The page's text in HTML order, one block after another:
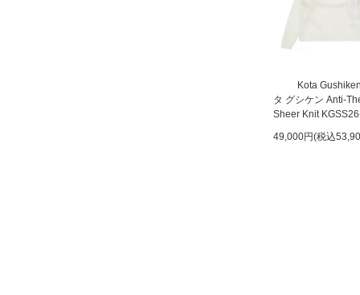
Kota
タ グシケン Anti-
Sheer Knit
49,000円(税込